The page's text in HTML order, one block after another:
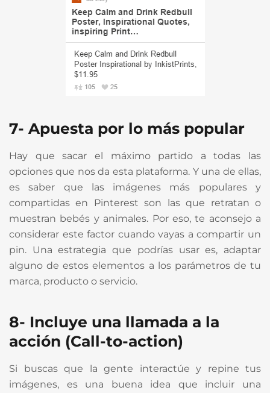
7- Apuesta por lo más popular
Hay que sacar el máximo partido a todas las
opciones que nos da esta plataforma. Y una de ellas,
es saber que las imágenes más populares y
compartidas en Pinterest son las que retratan o
muestran bebés y animales. Por eso, te aconsejo a
considerar este factor cuando vayas a compartir un
pin. Una estrategia que podrías usar es, adaptar
alguno de estos elementos a los parámetros de tu
marca, producto o servicio.
8- Incluye una llamada a la
acción (Call-to-action)
Si buscas que la gente interactúe y repine tus
imágenes, es una buena idea que incluir una